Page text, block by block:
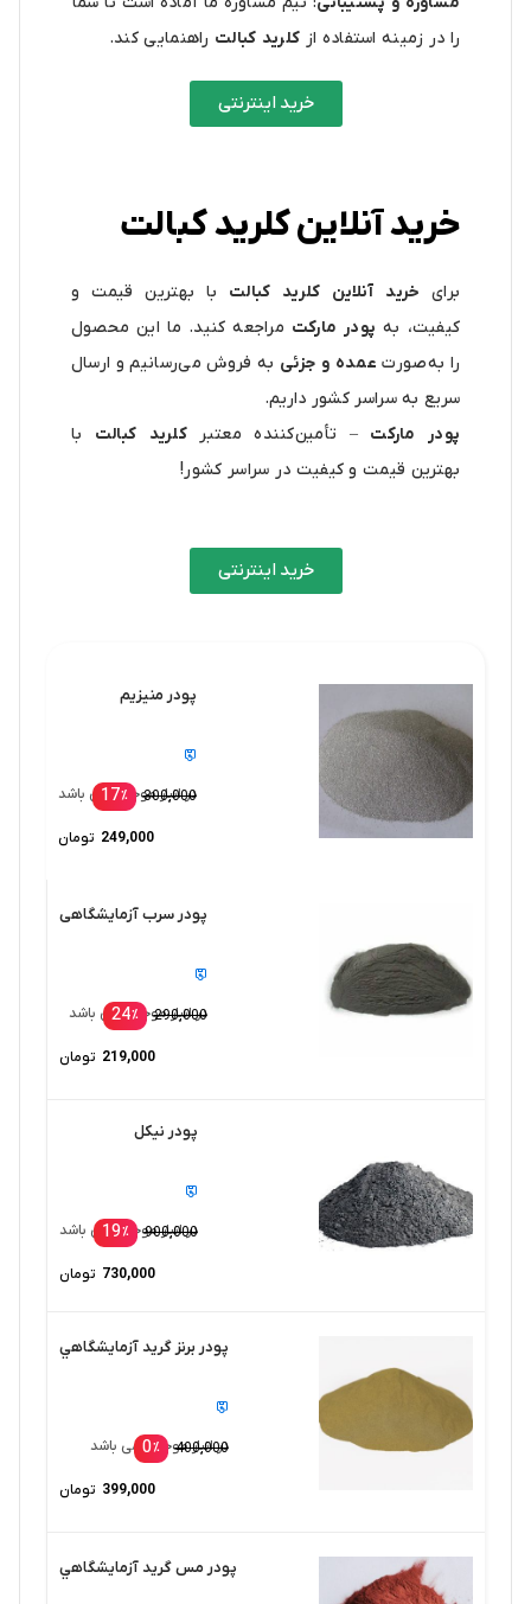
را در زمینه استفاده از کلرید کبالت راهنمایی کند.
خرید اینترنتی
خرید آنلاین کلرید کبالت
برای خرید آنلاین کلرید کبالت با بهترین قیمت و
کیفیت، به پودر مارکت مراجعه کنید. ما این محصول
را به‌صورت عمده و جزئی به فروش می‌رسانیم و ارسال
سریع به سراسر کشور داریم.
پودر مارکت – تأمین‌کننده معتبر کلرید کبالت با
بهترین قیمت و کیفیت در سراسر کشور!
خرید اینترنتی
پودر منیزیم
در انبار موجود نمی باشد
٪17 300,000
249,000 تومان
پودر سرب آزمایشگاهی
در انبار موجود نمی باشد
٪24 290,000
219,000 تومان
پودر نیکل
در انبار موجود نمی باشد
٪19 900,000
730,000 تومان
پودر برنز گريد آزمايشگاهي
در انبار موجود نمی باشد
٪0 400,000
399,000 تومان
پودر مس گريد آزمايشگاهي